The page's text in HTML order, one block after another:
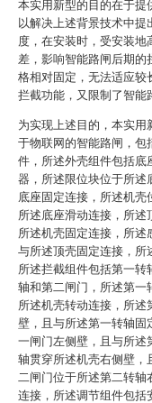
本实用新型的目的在于提
以解决上述背景技术中
度，在安装时，受安装
差，影响智能路闸后期
格相对固定，无法适应较
拦截功能，又限制了智能
为实现上述目的，本实
于物联网的智能路闸，包
件，所述外壳组件包括底
器，所述限位块位于所述
底座固定连接，所述机
所述底座滑动连接，所
所述机壳固定连接，所述
与所述顶壳固定连接，所
所述拦截组件包括第一
轴和第二闸门，所述第一
所述机壳转动连接，所述
壁，且与所述第一转轴固
一闸门左侧壁，且与所述
轴贯穿所述机壳右侧壁，
二闸门位于所述第二转轴
连接，所述调节组件包括